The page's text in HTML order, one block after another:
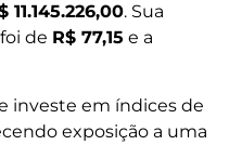
11.145.226,00. Sua
de R$ 77,15 e a
investe em índices de
exposição a uma